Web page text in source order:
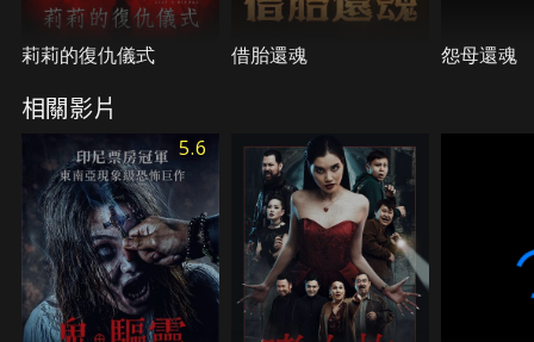
莉莉的復仇儀式 借胎還魂 怨母還魂
相關影片
5.6